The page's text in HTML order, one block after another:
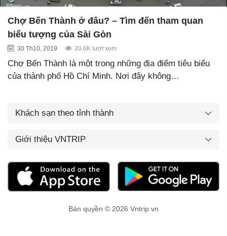
Chợ Bến Thành ở đâu? – Tìm đến tham quan
biểu tượng của Sài Gòn
30 Th10, 2019 20.6K lượt xem
Chợ Bến Thành là một trong những địa điểm tiêu biểu
của thành phố Hồ Chí Minh. Nơi đây không…
Khách sạn theo tỉnh thành
Giới thiệu VNTRIP
Bản quyền © 2026 Vntrip.vn